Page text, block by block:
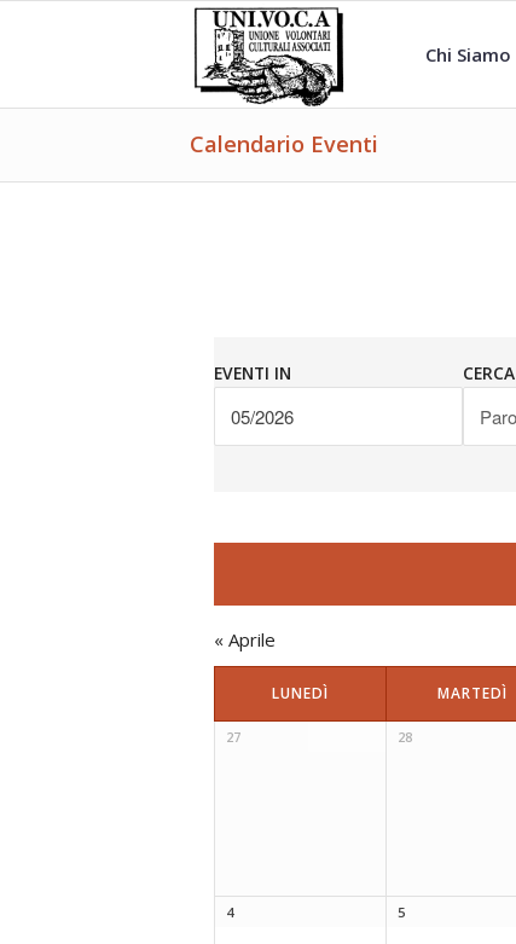
Chi Siamo
Calendario Eventi
EVENTI IN CERCA
« Aprile
LUNEDÌ MARTEDÌ
27 28
4 5